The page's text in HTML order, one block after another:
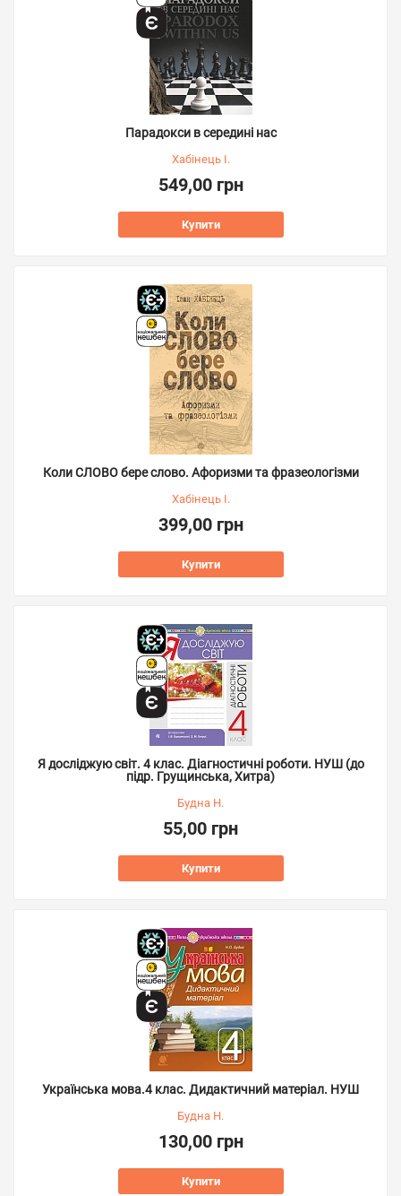
Парадокси в середині нас
Хабінець І.
549,00 грн
Купити
Коли СЛОВО бере слово. Афоризми та фразеологізми
Хабінець І.
399,00 грн
Купити
Я досліджую світ. 4 клас. Діагностичні роботи. НУШ (до
підр. Грущинська, Хитра)
Будна Н.
55,00 грн
Купити
Українська мова.4 клас. Дидактичний матеріал. НУШ
Будна Н.
130,00 грн
Купити